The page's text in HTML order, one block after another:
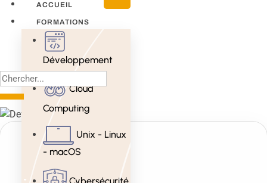
ACCUEIL
FORMATIONS
Développement
Cloud
Computing
Unix - Linux
- macOS